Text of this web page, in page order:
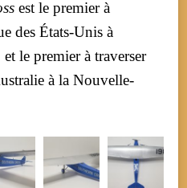
est le premier à
des États-Unis à
le premier à traverser
à la Nouvelle-